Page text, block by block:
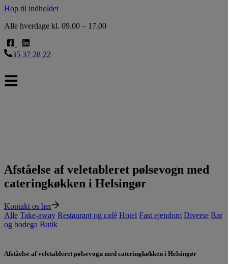
Hop til indholdet
Alle hverdage kl. 09.00 – 17.00
35 37 28 22
Afståelse af veletableret pølsevogn med
cateringkøkken i Helsingør
Kontakt os her
Alle Take-away Restaurant og café Hotel Fast ejendom Diverse Bar
og bodega Butik
Afståelse af veletableret pølsevogn med cateringkøkken i Helsingør